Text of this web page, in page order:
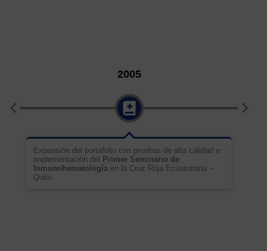
2005
Expansión del portafolio con pruebas de alta calidad e
implementación del
Primer Seminario de
Inmunohematología en la Cruz Roja Ecuatoriana –
Quito.